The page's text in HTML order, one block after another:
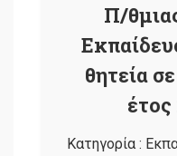
Π/
θητεία
Κατηγορία :